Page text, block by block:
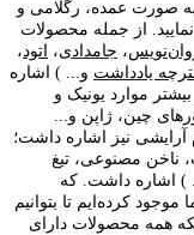
صورت عمده، رگلامی و
از جمله محصولات
، جامدادی، اتود،
یادداشت و... ) اشاره
موارد یونیک و
چین، ژاپن و...
آرایشی نیز اشاره داشت؛
مصنوعی، تیغ
) اشاره داشت. که
کرده‌ایم تا بتوانیم
همه محصولات دارای